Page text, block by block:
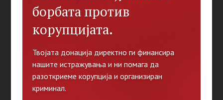
борбата против
корупцијата.
Твојата донација директно ги финансира
нашите истражувања и ни помага да
разоткриеме корупција и организиран
криминал.